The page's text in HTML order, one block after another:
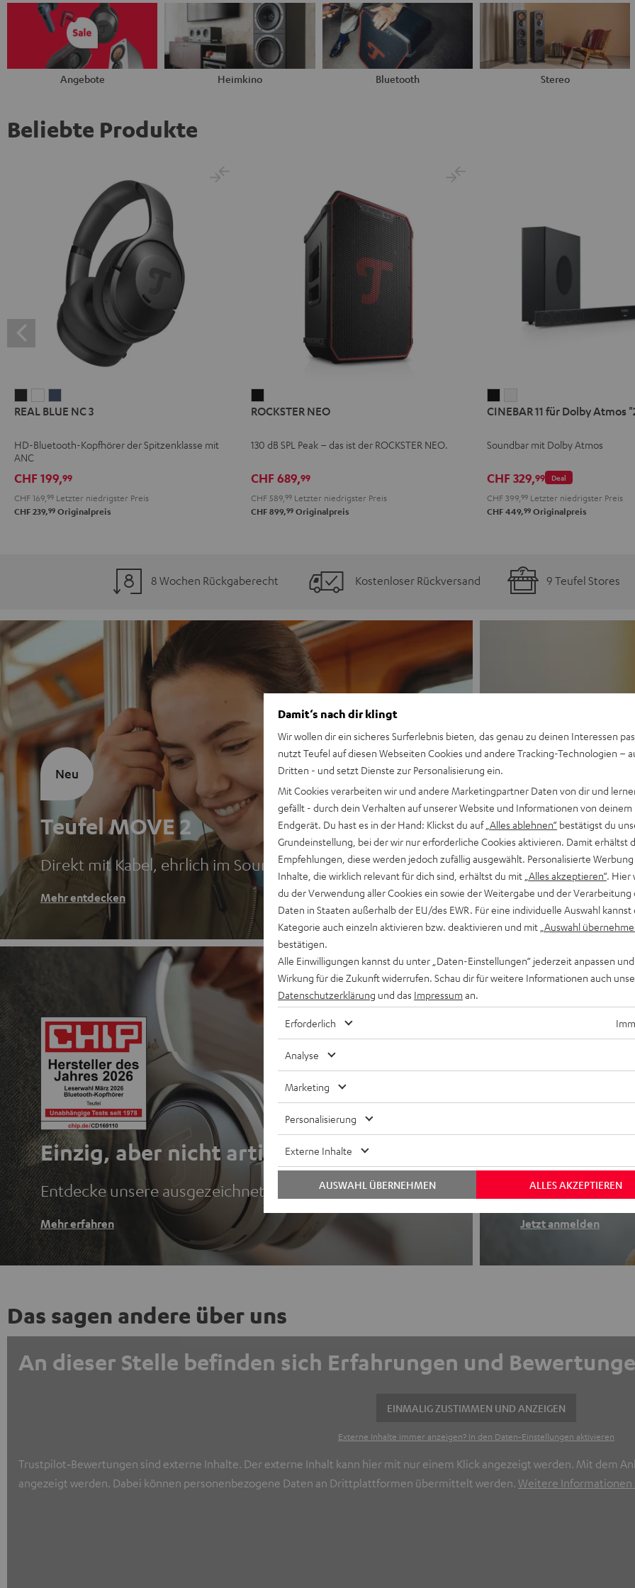
Angebote Heimkino Bluetooth Stereo
Beliebte Produkte
BLUE
3
Night
Black
BLUE
3
White
BLUE
3
Blue
REAL BLUE NC 3
HD-Bluetooth-Kopfhörer der Spitzenklasse mit
ANC
CHF 199,99
CHF 169, 99 Letzter niedrigster Preis
CHF 239,99 Originalpreis
NEO
ROCKSTER NEO
130 dB SPL Peak – das ist der ROCKSTER NEO.
CHF 689,99
CHF 589, 99Letzter niedrigster Preis
CHF 899,99Originalpreis
11
Dolby
"2.1-
Set"
Schwarz
11
Dolby
"2.1-
Set"
Weiß
CINEBAR 11 für Dolby Atmos
Soundbar mit Dolby Atmos
Deal
CHF 329,99
CHF 399, 99 Letzter niedrigster Preis
CHF 449,99 Originalpreis
8 Wochen Rückgaberecht Kostenloser Rückversand 9 Teufel Stores
Teufel MOVE 2
Direkt mit Kabel, ehrlich im Sound
Mehr entdecken
Neu
MOTIV®
Stil trifft Sound
Mehr entdecken
Einzig, aber nicht artig.
Entdecke unsere ausgezeichneten Bluetooth-Kopfhörer
Mehr erfahren
Newsletter
Finde deinen
Erhalte bis zu
Jetzt anmelden
Das sagen andere über uns
An dieser Stelle befinden sich Erfahrungen und
EINMALIG ZUSTIMMEN UND ANZEIGEN
Externe Inhalte immer anzeigen? In den Daten‑Einstellungen aktivieren
Trustpilot‑Bewertungen sind externe Inhalte. Der externe Inhalt kann hier mit nur einem Klick angezeigt werden. Mit dem
angezeigt werden. Dabei können personenbezogene Daten an Drittplattformen übermittelt werden. Weitere Informationen
Damit‘s nach dir klingt
Wir wollen dir ein sicheres Surferlebnis bieten, das genau zu deinen Interessen
nutzt Teufel auf diesen Webseiten Cookies und andere Tracking-Technologien –
Dritten - und setzt Dienste zur Personalisierung ein.
Mit Cookies verarbeiten wir und andere Marketingpartner Daten von dir und
gefällt - durch dein Verhalten auf unserer Website und Informationen von deinem
Endgerät. Du hast es in der Hand: Klickst du auf „Alles ablehnen“ bestätigst du
Grundeinstellung, bei der wir nur erforderliche Cookies aktivieren. Damit erhältst
Empfehlungen, diese werden jedoch zufällig ausgewählt. Personalisierte
Inhalte, die wirklich relevant für dich sind, erhältst du mit „Alles akzeptieren“. Hier
du der Verwendung aller Cookies ein sowie der Weitergabe und der Verarbeitung
Daten in Staaten außerhalb der EU/des EWR. Für eine individuelle Auswahl kannst
Kategorie auch einzeln aktivieren bzw. deaktivieren und mit „Auswahl
bestätigen.
Alle Einwilligungen kannst du unter „Daten-Einstellungen“ jederzeit anpassen
Wirkung für die Zukunft widerrufen. Schau dir für weitere Informationen auch
Datenschutzerklärung und das Impressum an.
Erforderlich
Analyse
Marketing
Personalisierung
Externe Inhalte
ALLES AKZEPTIEREN
AUSWAHL ÜBERNEHMEN